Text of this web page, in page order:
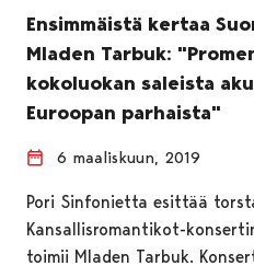
Ensimmäistä kertaa
Mladen Tarbuk:
kokoluokan saleista
Euroopan parhaista"
6 maaliskuun, 2019
Pori Sinfonietta esittää
Kansallisromantikot-
toimii Mladen Tarbuk.